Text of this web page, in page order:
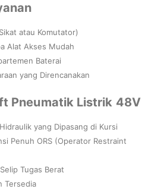
atau Komutator)
Alat Akses Mudah
Baterai
yang Direncanakan
Pneumatik Listrik 48V
yang Dipasang di Kursi
Penuh ORS (Operator Restraint
Tugas Berat
Tersedia